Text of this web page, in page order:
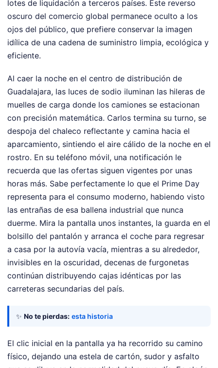
lotes de liquidación a terceros países. Este reverso
oscuro del comercio global permanece oculto a los
ojos del público, que prefiere conservar la imagen
idílica de una cadena de suministro limpia, ecológica y
eficiente.
Al caer la noche en el centro de distribución de
Guadalajara, las luces de sodio iluminan las hileras de
muelles de carga donde los camiones se estacionan
con precisión matemática. Carlos termina su turno, se
despoja del chaleco reflectante y camina hacia el
aparcamiento, sintiendo el aire cálido de la noche en el
rostro. En su teléfono móvil, una notificación le
recuerda que las ofertas siguen vigentes por unas
horas más. Sabe perfectamente lo que el Prime Day
representa para el consumo moderno, habiendo visto
las entrañas de esa ballena industrial que nunca
duerme. Mira la pantalla unos instantes, la guarda en el
bolsillo del pantalón y arranca el coche para regresar
a casa por la autovía vacía, mientras a su alrededor,
invisibles en la oscuridad, decenas de furgonetas
continúan distribuyendo cajas idénticas por las
carreteras secundarias del país.
✨ No te pierdas: esta historia
El clic inicial en la pantalla ya ha recorrido su camino
físico, dejando una estela de cartón, sudor y asfalto